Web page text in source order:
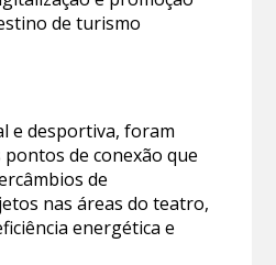
de turismo
e desportiva, foram
de conexão que
de
nas áreas do teatro,
energética e